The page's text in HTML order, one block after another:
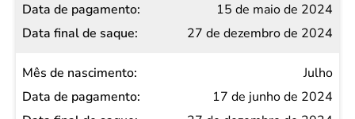
15 de maio de 2024
27 de dezembro de 2024
Julho
17 de junho de 2024